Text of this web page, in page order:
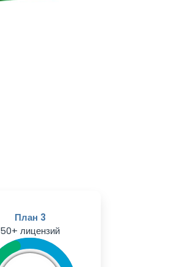
План 3
50+ лицензий